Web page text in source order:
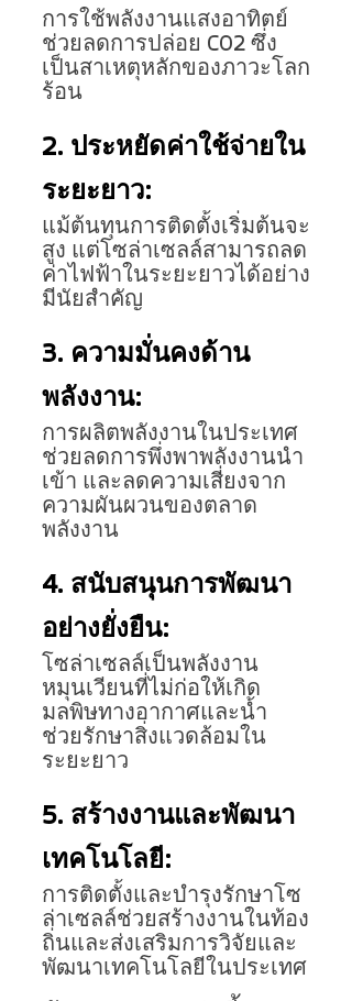
การใช้พลังงานแสงอาทิตย์
ช่วยลดการปล่อย CO2 ซึ่ง
เป็นสาเหตุหลักของภาวะโลก
ร้อน
2. ประหยัดค่าใช้จ่ายใน
ระยะยาว:
แม้ต้นทุนการติดตั้งเริ่มต้นจะ
สูง แต่โซล่าเซลล์สามารถลด
ค่าไฟฟ้าในระยะยาวได้อย่าง
มีนัยสำคัญ
3. ความมั่นคงด้าน
พลังงาน:
การผลิตพลังงานในประเทศ
ช่วยลดการพึ่งพาพลังงานนำ
เข้า และลดความเสี่ยงจาก
ความผันผวนของตลาด
พลังงาน
4. สนับสนุนการพัฒนา
อย่างยั่งยืน:
โซล่าเซลล์เป็นพลังงาน
หมุนเวียนที่ไม่ก่อให้เกิด
มลพิษทางอากาศและน้ำ
ช่วยรักษาสิ่งแวดล้อมใน
ระยะยาว
5. สร้างงานและพัฒนา
เทคโนโลยี:
การติดตั้งและบำรุงรักษาโซ
ล่าเซลล์ช่วยสร้างงานในท้อง
ถิ่นและส่งเสริมการวิจัยและ
พัฒนาเทคโนโลยีในประเทศ